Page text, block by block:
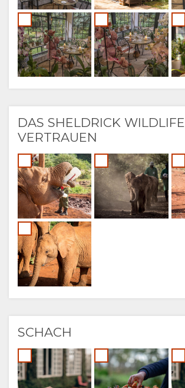
DAS SHELDRICK WILDLIFE
VERTRAUEN
SCHACH